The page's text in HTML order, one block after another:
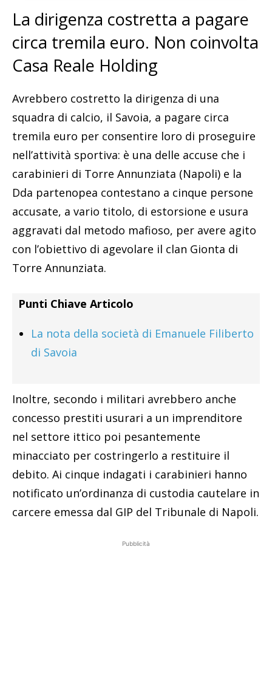
La dirigenza costretta a pagare
circa tremila euro. Non coinvolta
Casa Reale Holding
Avrebbero costretto la dirigenza di una
squadra di calcio, il Savoia, a pagare circa
tremila euro per consentire loro di proseguire
nell’attività sportiva: è una delle accuse che i
carabinieri di Torre Annunziata (Napoli) e la
Dda partenopea contestano a cinque persone
accusate, a vario titolo, di estorsione e usura
aggravati dal metodo mafioso, per avere agito
con l’obiettivo di agevolare il clan Gionta di
Torre Annunziata.
Punti Chiave Articolo
La nota della società di Emanuele Filiberto
di Savoia
Inoltre, secondo i militari avrebbero anche
concesso prestiti usurari a un imprenditore
nel settore ittico poi pesantemente
minacciato per costringerlo a restituire il
debito. Ai cinque indagati i carabinieri hanno
notificato un’ordinanza di custodia cautelare in
carcere emessa dal GIP del Tribunale di Napoli.
Pubblicità